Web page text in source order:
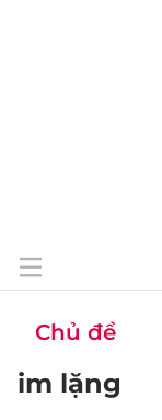
Chủ đề
im lặng